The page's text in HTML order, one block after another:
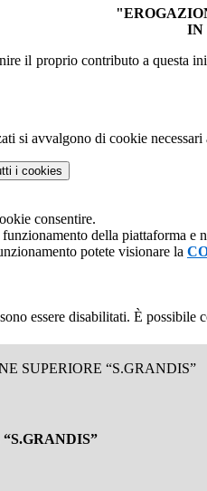
IN
il proprio contributo a questa
si avvalgono di cookie
i cookies
consentire.
della piattaforma e
potete visionare la
essere disabilitati. È possibile
SUPERIORE “S.GRANDIS”